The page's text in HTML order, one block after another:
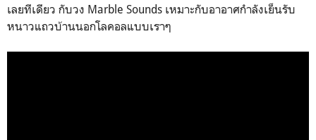
เลยทีเดียว กับวง Marble Sounds เหมาะกับอาอาศกำลังเย็นรับ
หนาวแถวบ้านนอกโลคอลแบบเราๆ